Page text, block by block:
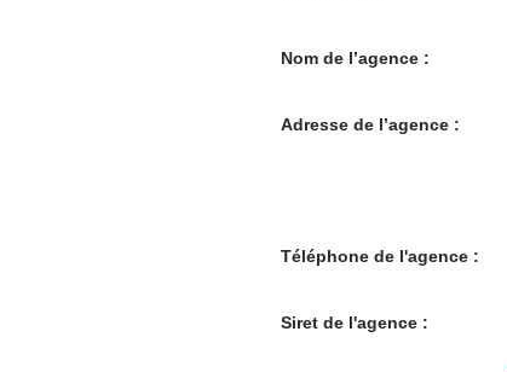
Nom de l’agence :
Adresse de l’agence :
Téléphone de l'agence :
Siret de l'agence :